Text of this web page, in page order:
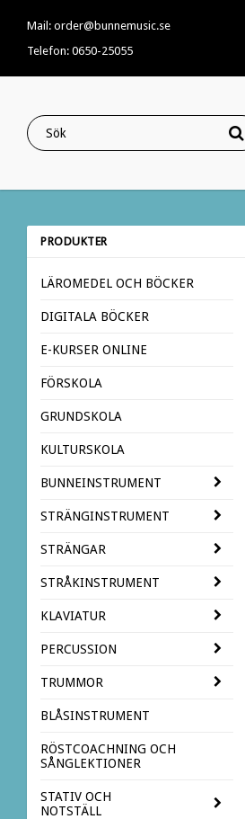
Mail: order@bunnemusic.se
Telefon: 0650-25055
PRODUKTER
LÄROMEDEL OCH BÖCKER
DIGITALA BÖCKER
E-KURSER ONLINE
FÖRSKOLA
GRUNDSKOLA
KULTURSKOLA
BUNNEINSTRUMENT
STRÄNGINSTRUMENT
STRÄNGAR
STRÅKINSTRUMENT
KLAVIATUR
PERCUSSION
TRUMMOR
BLÅSINSTRUMENT
RÖSTCOACHNING OCH
SÅNGLEKTIONER
STATIV OCH
NOTSTÄLL